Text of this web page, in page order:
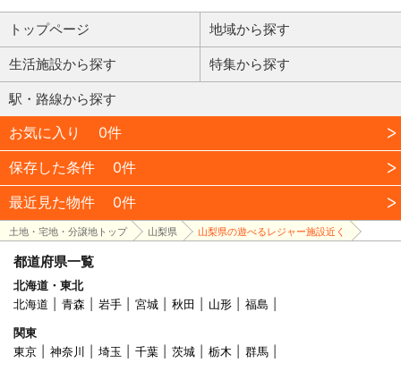
トップページ 地域から探す
生活施設から探す 特集から探す
駅・路線から探す
お気に入り
0件
保存した条件
0件
最近見た物件
0件
土地・宅地・分譲地トップ 山梨県 山梨県の遊べるレジャー施設近く
都道府県一覧
北海道・東北
北海道
青森 岩手 宮城 秋田 山形
福島
関東
東京
神奈川 埼玉 千葉 茨城 栃木
群馬